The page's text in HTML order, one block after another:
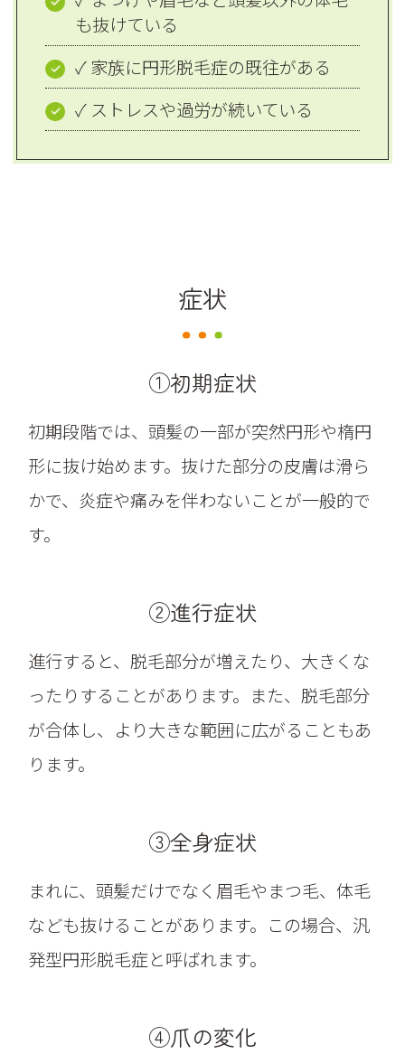
も抜けている
✓ 家族に円形脱毛症の既往がある
✓ ストレスや過労が続いている
症状
①初期症状
初期段階では、頭髪の一部が突然円形や楕円
形に抜け始めます。抜けた部分の皮膚は滑ら
かで、炎症や痛みを伴わないことが一般的で
す。
②進行症状
進行すると、脱毛部分が増えたり、大きくな
ったりすることがあります。また、脱毛部分
が合体し、より大きな範囲に広がることもあ
ります。
③全身症状
まれに、頭髪だけでなく眉毛やまつ毛、体毛
なども抜けることがあります。この場合、汎
発型円形脱毛症と呼ばれます。
④爪の変化